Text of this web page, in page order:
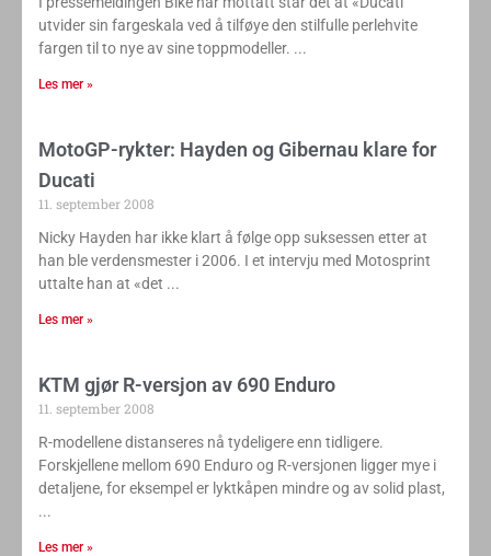
utvider sin fargeskala ved å tilføye den stilfulle perlehvite
fargen til to nye av sine toppmodeller.
Les mer »
MotoGP-rykter: Hayden og Gibernau klare for
Ducati
11. september 2008
Nicky Hayden har ikke klart å følge opp suksessen etter at
han ble verdensmester i 2006. I et intervju med Motosprint
uttalte han at «det
Les mer »
KTM gjør R-versjon av 690 Enduro
11. september 2008
R-modellene distanseres nå tydeligere enn tidligere.
Forskjellene mellom 690 Enduro og R-versjonen ligger mye i
detaljene, for eksempel er lyktkåpen mindre og av solid plast,
Les mer »